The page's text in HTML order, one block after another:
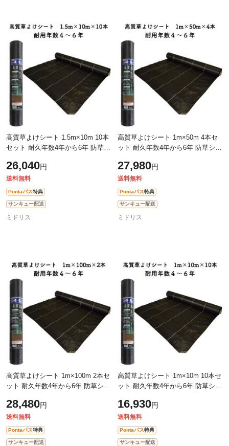
高質草よけシート 1.5m×10m 10本
セット 耐久年数4年から6年 防草シ
草対策 農業資材 太陽光発電 庭
26,040円
送料無料
Pontaパス特典
サンキュー配送
ミドリス
高質草よけシート 1m×50m 4本セ
ット 耐久年数4年から6年 防草シー
対策 農業資材 太陽光発電 庭 マル
チ
27,980円
送料無料
Pontaパス特典
サンキュー配送
ミドリス
高質草よけシート 1m×100m 2本セ
ット 耐久年数4年から6年 防草シー
対策 農業資材 太陽光発電 庭
28,480円
送料無料
Pontaパス特典
サンキュー配送
高質草よけシート 1m×10m 10本セ
ット 耐久年数4年から6年 防草シー
対策 農業資材 太陽光発電 庭
16,930円
送料無料
Pontaパス特典
サンキュー配送